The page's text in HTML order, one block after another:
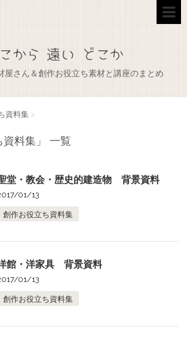
屋さん＆創作お役立ち素材と講座のまとめ
資料集 >
資料集」 一覧
堂・教会・歴史的建造物 背景資料
01/13
創作お役立ち資料集
館・洋家具 背景資料
01/13
創作お役立ち資料集